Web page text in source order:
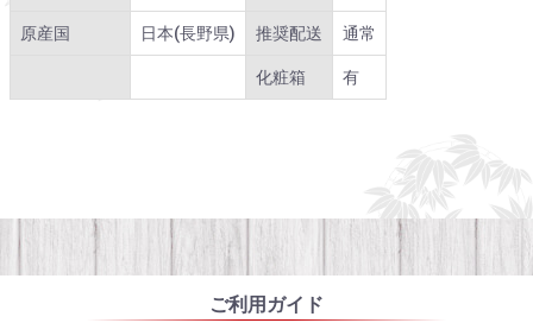
原産国 日本(長野県) 推奨配送 通常
化粧箱 有
ご利用ガイド